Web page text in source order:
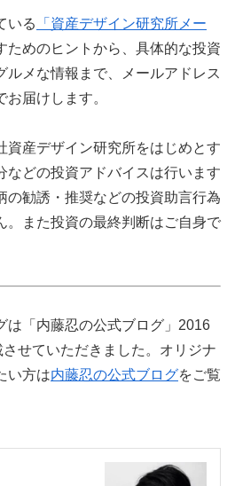
いる
「資産デザイン研究所メー
ためのヒントから、具体的な投資
ルメな情報まで、メールアドレス
届けします。
産デザイン研究所をはじめとす
などの投資アドバイスは行います
の勧誘・推奨などの投資助言行為
。また投資の最終判断はご自身で
は「内藤忍の公式ブログ」2016
せていただきました。オリジナ
い方は内藤忍の公式ブログをご覧